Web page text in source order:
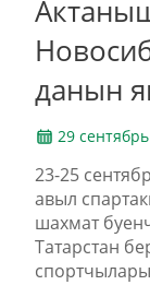
данын
29
23-25
авыл
шахмат
Татарстан